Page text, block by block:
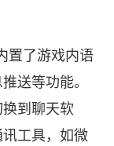
置了游戏内语
送等功能。
到聊天软
工具，如微